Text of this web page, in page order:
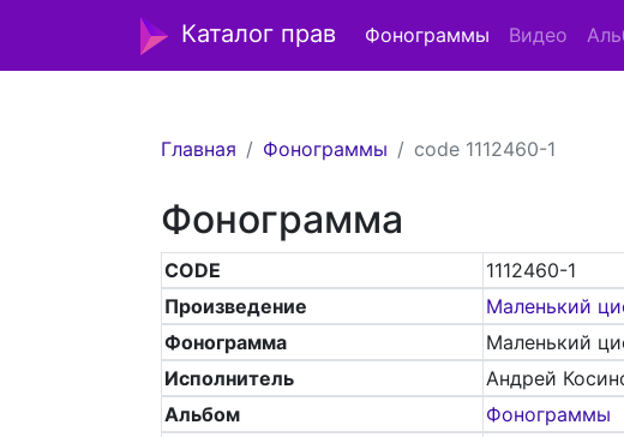
Каталог прав Фонограммы Видео
Главная Фонограммы code 1112460-1
Фонограмма
CODE
1112460-1
Произведение
Маленький
Фонограмма
Маленький
Исполнитель
Андрей
Альбом
Фонограммы